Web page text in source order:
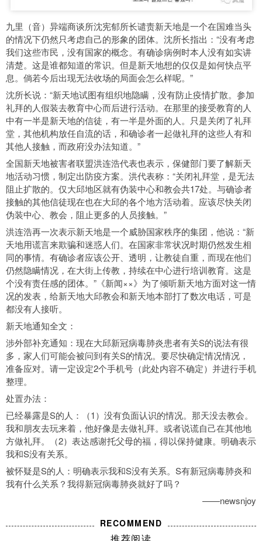
九里（音）异端商谈所沈宪郁所长谴责新天地是一个在国难当头
的情况下仍然只考虑自己的形象的团体。沈所长指出：“没有考虑
我们这些市民，没有国家的概念。有确诊病例时本人没有如实讲
清楚。这是谁都知道的常识。但是新天地想的仅仅是如何快点平
息。倘若今后出现无法收场的局面会怎么样呢。”
沈所长说：“新天地试图有组织地隐瞒，没有防止疫情扩散。参加
礼拜的人假装去教育中心而后进行活动。在那里的接受教育的人
中有一半是新天地的信徒，有一半是外面的人。只是关闭了礼拜
堂，其他机构放任自流的话，和确诊者一起做礼拜的这些人有和
其他人接触，而政府没办法知道。”
全国新天地被害者联盟洪连浩代表也表示，保健部门要了解新天
地活动习惯，制定出防疫方案。洪代表称：“关闭礼拜堂，是无法
阻止扩散的。仅大邱地区就有伪装中心和教会共17处。与确诊者
接触的其他信徒现在也在大邱的各个地方活动着。应该尽快关闭
伪装中心、教会，阻止更多的人员接触。”
洪连浩再一次表示新天地是一个威胁国家秩序的集团，他说：“新
天地用谎言来欺骗和迷惑人们。在国家非常状况时期仍然发生相
同的事情。有确诊者应该公开、透明，让教徒自重，而现在他们
仍然隐瞒情况，在大街上传教，持续在中心进行培训教育。这是
个没有责任感的团体。”《新闻××》为了倾听新天地方面对这一情
况的发表，给新天地大邱教会和新天地本部打了数次电话，可是
都没有人接听。
新天地通知全文：
涉外部补充通知：现在大邱新冠病毒肺炎患者有关S的说法有很
多，家人们可能会被问到有关S的情况。要尽快确定情况情况，
准备应对。请一定设定2个手机号（此处内容不确定）并进行手机
整理。
处置办法：
已经暴露是S的人：（1）没有负面认识的情况。那天没去教会。
我和朋友去玩来着，他好像是去做礼拜。或者说谎自己在其他地
方做礼拜。（2）表达感谢托父母的福，得以保持健康。明确表示
我和S没有关系。
被怀疑是S的人：明确表示我和S没有关系。S有新冠病毒肺炎和
我有什么关系？我得新冠病毒肺炎就好了吗？
——newsnjoy
RECOMMEND